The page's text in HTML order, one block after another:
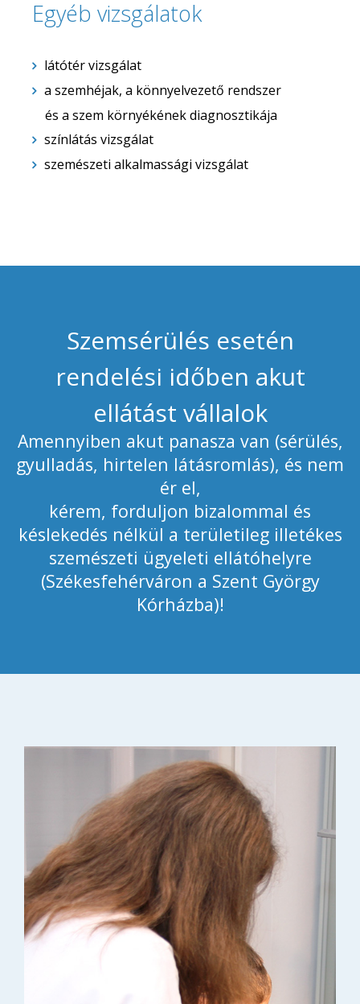
Egyéb vizsgálatok
látótér vizsgálat
a szemhéjak, a könnyelvezető rendszer
és a szem környékének diagnosztikája
színlátás vizsgálat
szemészeti alkalmassági vizsgálat
Szemsérülés esetén
rendelési időben akut
ellátást vállalok
Amennyiben akut panasza van (sérülés,
gyulladás, hirtelen látásromlás), és nem
ér el,
kérem, forduljon bizalommal és
késlekedés nélkül a területileg illetékes
szemészeti ügyeleti ellátóhelyre
(Székesfehérváron a Szent György
Kórházba)!